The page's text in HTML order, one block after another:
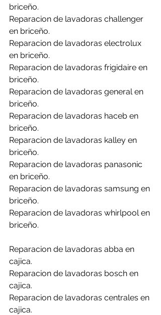
briceño.
Reparacion de lavadoras challenger
en briceño.
Reparacion de lavadoras electrolux
en briceño.
Reparacion de lavadoras frigidaire en
briceño.
Reparacion de lavadoras general en
briceño.
Reparacion de lavadoras haceb en
briceño.
Reparacion de lavadoras kalley en
briceño.
Reparacion de lavadoras panasonic
en briceño.
Reparacion de lavadoras samsung en
briceño.
Reparacion de lavadoras whirlpool en
briceño.
Reparacion de lavadoras abba en
cajica.
Reparacion de lavadoras bosch en
cajica.
Reparacion de lavadoras centrales en
cajica.